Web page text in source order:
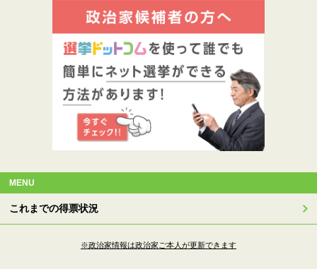
MENU
これまでの得票状況
※政治家情報は政治家ご本人が更新できます